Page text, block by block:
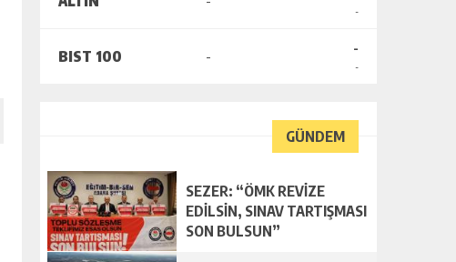
-
BIST 100 - -
-
GÜNDEM
SEZER: “ÖMK REVİZE
EDİLSİN, SINAV TARTIŞMASI
SON BULSUN”